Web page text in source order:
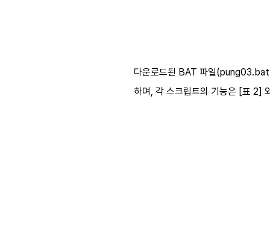
다운로드된 BAT 파일
하며 , 각 스크립트의 기능은 [표 2]